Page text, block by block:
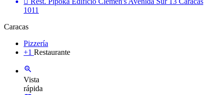
1011
Caracas
Pizzería
+1 Restaurante
Vista
rápida